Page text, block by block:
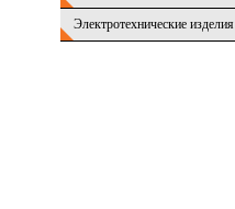
Электротехнические изделия